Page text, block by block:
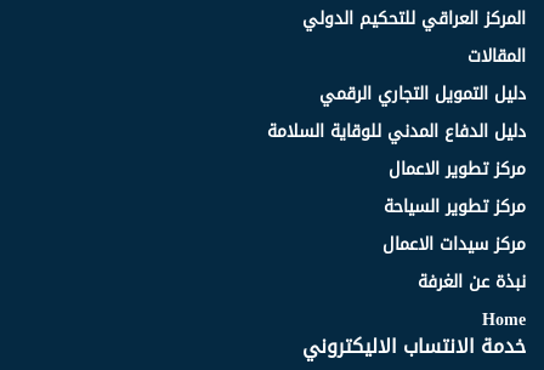
المركز العراقي للتحكيم الدولي
المقالات
دليل التمويل التجاري الرقمي
دليل الدفاع المدني للوقاية السلامة
مركز تطوير الاعمال
مركز تطوير السياحة
مركز سيدات الاعمال
نبذة عن الغرفة
Home
خدمة الانتساب الاليكتروني